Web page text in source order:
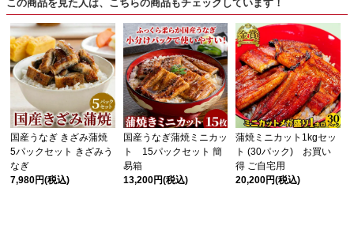
この商品を見た人は、こちらの商品もチェックしています！
国産うなぎ きざみ蒲焼
5パックセット きざみう
なぎ
7,980円(税込)
国産うなぎ蒲焼ミニカッ
ト 15パックセット 簡
易箱
13,200円(税込)
蒲焼ミニカット1kgセッ
ト (30パック) お買い
得 ご自宅用
20,200円(税込)